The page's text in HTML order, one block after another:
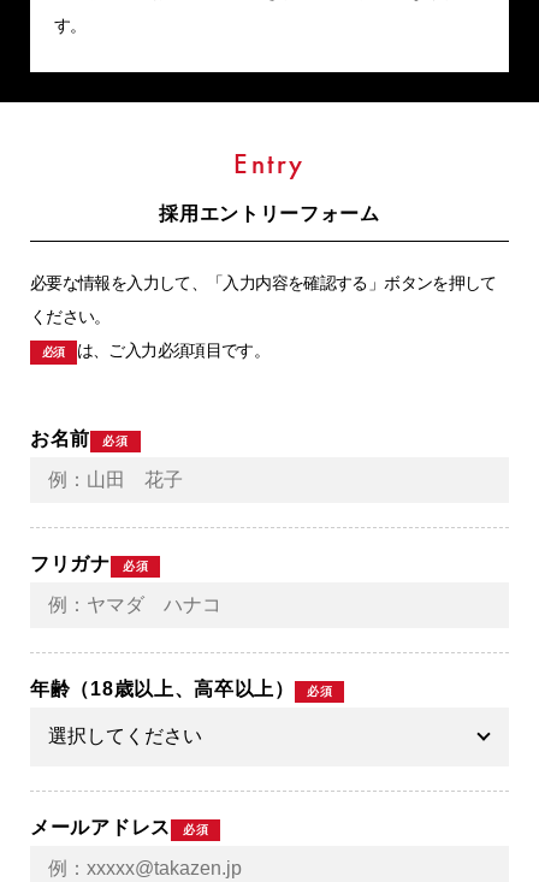
す。
Entry
採用エントリーフォーム
必要な情報を入力して、「入力内容を確認する」ボタンを押して
ください。
必須 は、ご入力必須項目です。
お名前 必須
フリガナ 必須
年齢（18歳以上、高卒以上） 必須
メールアドレス 必須